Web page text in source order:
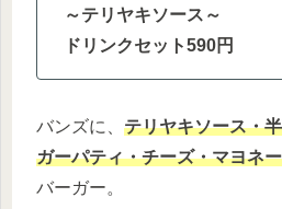
～テリヤキソース～
ドリンクセット590円
バンズに、 テリヤキソース・
ガーパティ・チーズ・マヨネ
バーガー。